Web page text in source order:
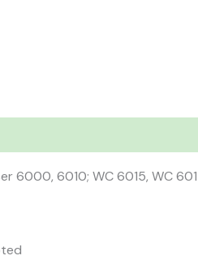
6000, 6010; WC 6015, WC